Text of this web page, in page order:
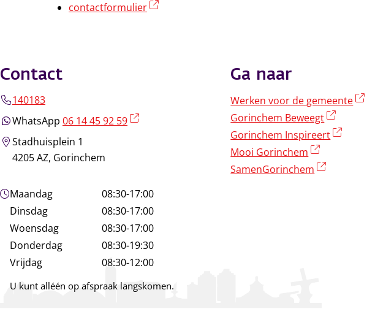
contactformulier
Contact
140183
WhatsApp 06 14 45 92 59
Stadhuisplein 1
4205 AZ, Gorinchem
Openingstijden
Maandag
08:30-17:00
Dinsdag
08:30-17:00
Woensdag
08:30-17:00
Donderdag
08:30-19:30
Vrijdag
08:30-12:00
U kunt alléén op afspraak langskomen.
Ga naar
Werken voor de gemeente
Gorinchem Beweegt
Gorinchem Inspireert
Mooi Gorinchem
SamenGorinchem